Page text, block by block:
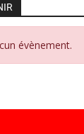
évènement.